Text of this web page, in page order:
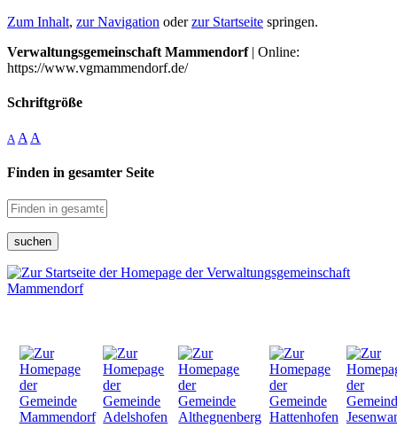
Zum Inhalt, zur Navigation oderzur Startseite springen.
Verwaltungsgemeinschaft Mammendorf| Online:
https://www.vgmammendorf.de/
Schriftgröße
A A A
Finden in gesamter Seite
suchen